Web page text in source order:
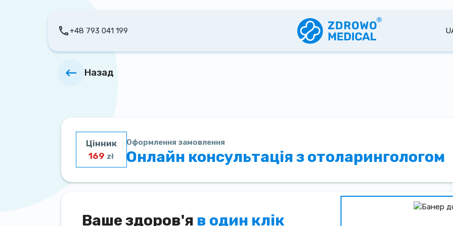
+48 793 041 199
Назад
Цінник
169 zł
Оформлення замовлення
Онлайн консультація з отоларингологом
Ваше здоров'я в один клік